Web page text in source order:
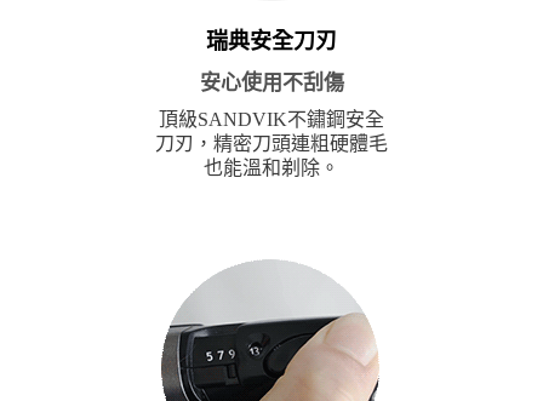
瑞典安全刀刃
安心使用不刮傷
頂級SANDVIK不鏽鋼安全
刀刃，精密刀頭連粗硬體毛
也能溫和剃除。